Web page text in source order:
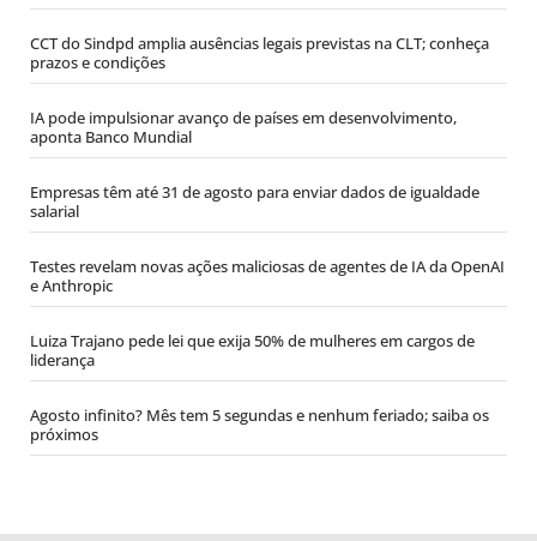
CCT do Sindpd amplia ausências legais previstas na CLT; conheça
prazos e condições
IA pode impulsionar avanço de países em desenvolvimento,
aponta Banco Mundial
Empresas têm até 31 de agosto para enviar dados de igualdade
salarial
Testes revelam novas ações maliciosas de agentes de IA da OpenAI
e Anthropic
Luiza Trajano pede lei que exija 50% de mulheres em cargos de
liderança
Agosto infinito? Mês tem 5 segundas e nenhum feriado; saiba os
próximos